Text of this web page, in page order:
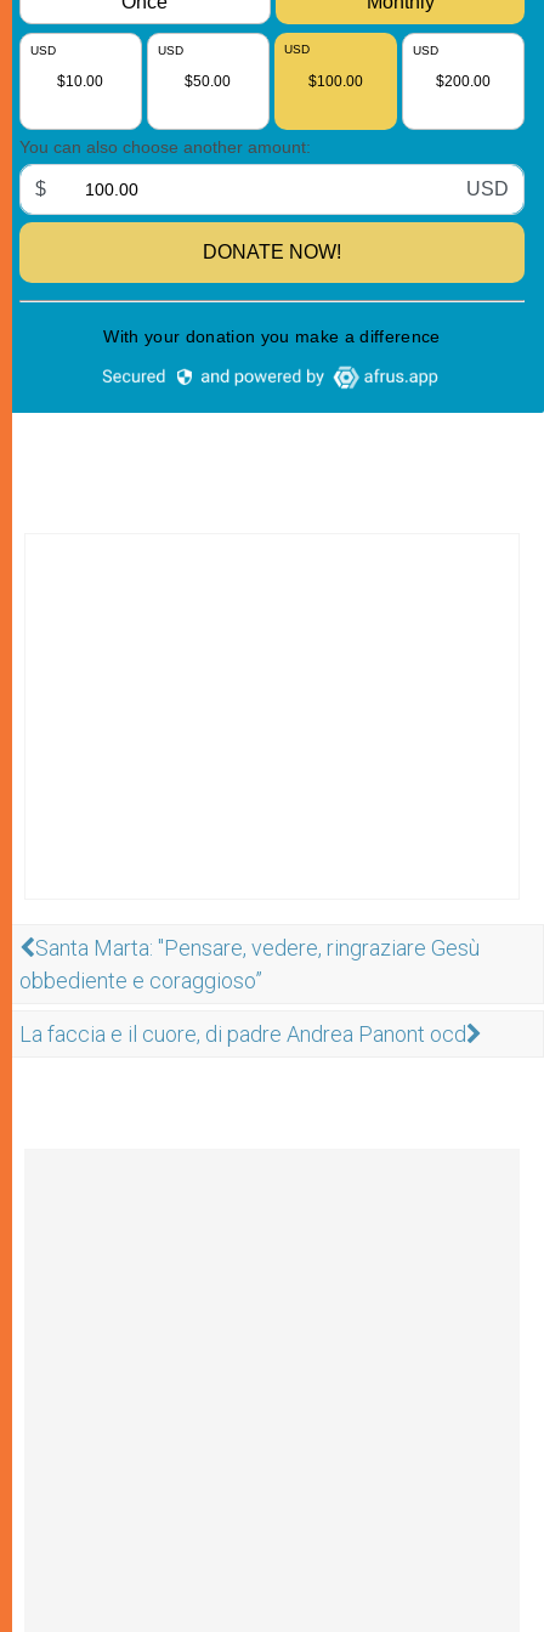
Santa Marta: "Pensare, vedere, ringraziare Gesù
obbediente e coraggioso”
La faccia e il cuore, di padre Andrea Panont ocd